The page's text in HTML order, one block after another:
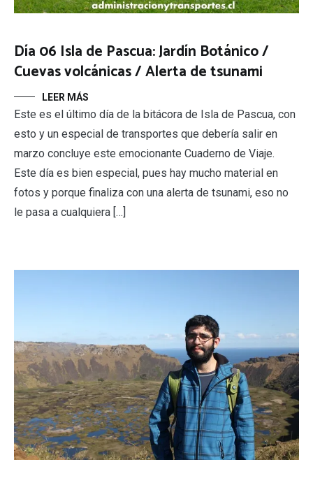
Día 06 Isla de Pascua: Jardín Botánico /
Cuevas volcánicas / Alerta de tsunami
LEER MÁS
Este es el último día de la bitácora de Isla de Pascua, con
esto y un especial de transportes que debería salir en
marzo concluye este emocionante Cuaderno de Viaje.
Este día es bien especial, pues hay mucho material en
fotos y porque finaliza con una alerta de tsunami, eso no
le pasa a cualquiera […]